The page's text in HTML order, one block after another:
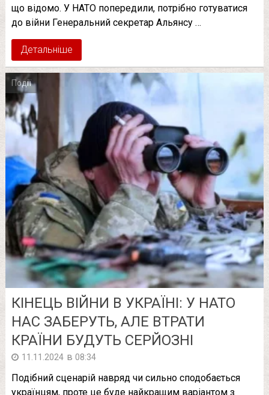
що відомо. У НАТО попередили, потрібно готуватися
до війни Генеральний секретар Альянсу …
Детальніше
Події
КІНЕЦЬ ВІЙНИ В УКРАЇНІ: У НАТО
НАС ЗАБЕРУТЬ, АЛЕ ВТРАТИ
КРАЇНИ БУДУТЬ СЕРЙОЗНІ
11.11.2024 в 08:34
Подібний сценарій навряд чи сильно сподобається
українцям, проте це буде найкращим варіантом з